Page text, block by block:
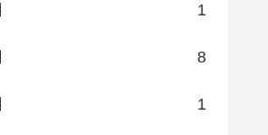
1
8
1